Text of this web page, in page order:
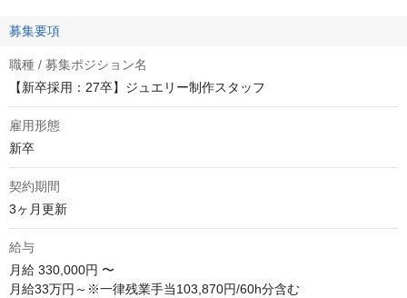
募集要項
職種 / 募集ポジション名
【新卒採用：27卒】ジュエリー制作スタッフ
雇用形態
新卒
契約期間
3ヶ月更新
給与
月給 330,000円 〜
月給33万円～※一律残業手当103,870円/60h分含む